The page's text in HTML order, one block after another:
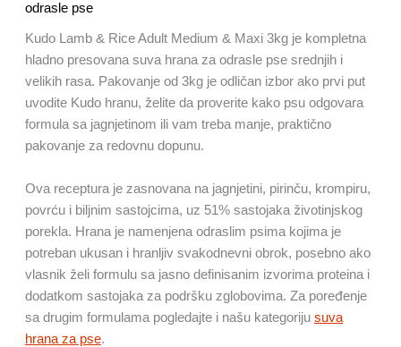
odrasle pse
Kudo Lamb & Rice Adult Medium & Maxi 3kg je kompletna
hladno presovana suva hrana za odrasle pse srednjih i
velikih rasa. Pakovanje od 3kg je odličan izbor ako prvi put
uvodite Kudo hranu, želite da proverite kako psu odgovara
formula sa jagnjetinom ili vam treba manje, praktično
pakovanje za redovnu dopunu.
Ova receptura je zasnovana na jagnjetini, pirinču, krompiru,
povrću i biljnim sastojcima, uz 51% sastojaka životinjskog
porekla. Hrana je namenjena odraslim psima kojima je
potreban ukusan i hranljiv svakodnevni obrok, posebno ako
vlasnik želi formulu sa jasno definisanim izvorima proteina i
dodatkom sastojaka za podršku zglobovima. Za poređenje
sa drugim formulama pogledajte i našu kategoriju suva
hrana za pse.